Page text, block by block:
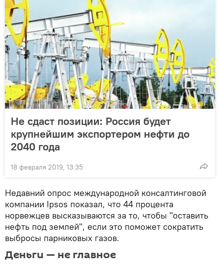
Не сдаст позиции: Россия будет
крупнейшим экспортером нефти до
2040 года
18 февраля 2019, 13:35
Недавний опрос международной консалтинговой
компании Ipsos показал, что 44 процента
норвежцев высказываются за то, чтобы "оставить
нефть под землей", если это поможет сократить
выбросы парниковых газов.
Деньги — не главное